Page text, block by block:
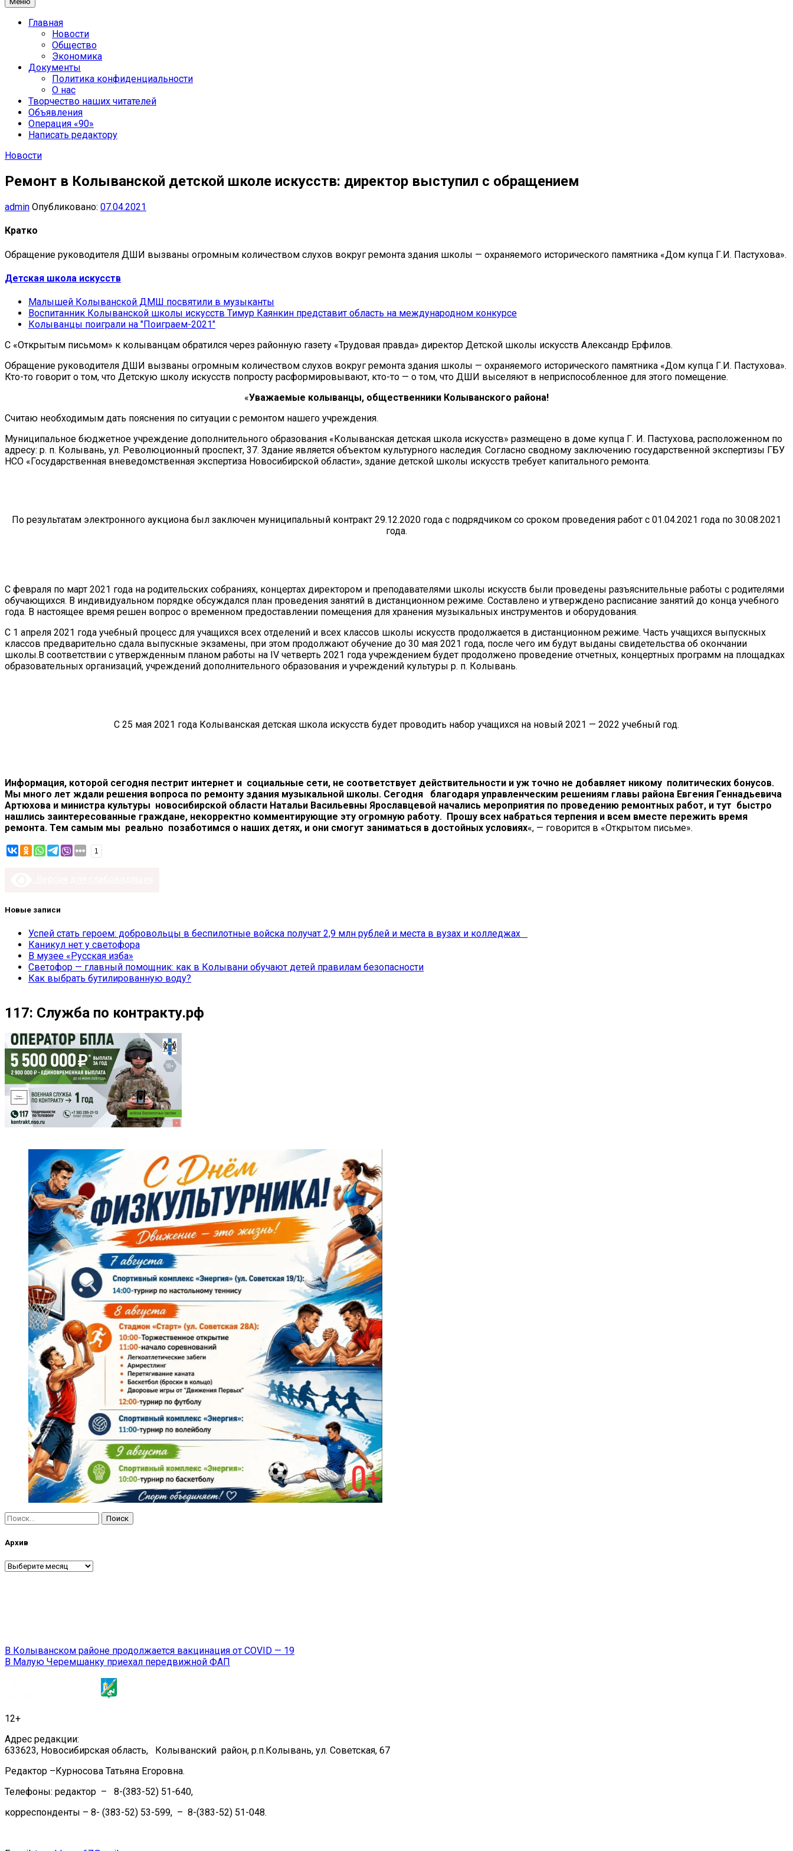
Главная
Новости
Общество
Экономика
Документы
Политика конфиденциальности
О нас
Творчество наших читателей
Объявления
Операция «90»
Написать редактору
Новости
Ремонт в Колыванской детской школе искусств: директор выступил с обращением
admin Опубликовано: 07.04.2021
Кратко
Обращение руководителя ДШИ вызваны огромным количеством слухов вокруг ремонта здания школы — охраняемого исторического памятника «Дом купца Г.И. Пастухова».
Детская школа искусств
Малышей Колыванской ДМШ посвятили в музыканты
Воспитанник Колыванской школы искусств Тимур Каянкин представит область на международном конкурсе
Колыванцы поиграли на "Поиграем-2021"
С «Открытым письмом» к колыванцам обратился через районную газету «Трудовая правда» директор Детской школы искусств Александр Ерфилов.
Обращение руководителя ДШИ вызваны огромным количеством слухов вокруг ремонта здания школы — охраняемого исторического памятника «Дом купца Г.И. Пастухова».
Кто-то говорит о том, что Детскую школу искусств попросту расформировывают, кто-то — о том, что ДШИ выселяют в неприспособленное для этого помещение.
«Уважаемые колыванцы, общественники Колыванского района!
Считаю необходимым дать пояснения по ситуации с ремонтом нашего учреждения.
Муниципальное бюджетное учреждение дополнительного образования «Колыванская детская школа искусств» размещено в доме купца Г. И. Пастухова, расположенном по
адресу: р. п. Колывань, ул. Революционный проспект, 37. Здание является объектом культурного наследия. Согласно сводному заключению государственной экспертизы ГБУ
НСО «Государственная вневедомственная экспертиза Новосибирской области», здание детской школы искусств требует капитального ремонта.
По результатам электронного аукциона был заключен муниципальный контракт 29.12.2020 года с подрядчиком со сроком проведения работ с 01.04.2021 года по 30.08.2021
года.
С февраля по март 2021 года на родительских собраниях, концертах директором и преподавателями школы искусств были проведены разъяснительные работы с родителями
обучающихся. В индивидуальном порядке обсуждался план проведения занятий в дистанционном режиме. Составлено и утверждено расписание занятий до конца учебного
года. В настоящее время решен вопрос о временном предоставлении помещения для хранения музыкальных инструментов и оборудования.
С 1 апреля 2021 года учебный процесс для учащихся всех отделений и всех классов школы искусств продолжается в дистанционном режиме. Часть учащихся выпускных
классов предварительно сдала выпускные экзамены, при этом продолжают обучение до 30 мая 2021 года, после чего им будут выданы свидетельства об окончании
школы.В соответствии с утвержденным планом работы на IV четверть 2021 года учреждением будет продолжено проведение отчетных, концертных программ на площадках
образовательных организаций, учреждений дополнительного образования и учреждений культуры р. п. Колывань.
С 25 мая 2021 года Колыванская детская школа искусств будет проводить набор учащихся на новый 2021 — 2022 учебный год.
Информация, которой сегодня пестрит интернет и социальные сети, не соответствует действительности и уж точно не добавляет никому политических бонусов.
Мы много лет ждали решения вопроса по ремонту здания музыкальной школы. Сегодня благодаря управленческим решениям главы района Евгения Геннадьевича
Артюхова и министра культуры новосибирской области Натальи Васильевны Ярославцевой начались мероприятия по проведению ремонтных работ, и тут быстро
нашлись заинтересованные граждане, некорректно комментирующие эту огромную работу. Прошу всех набраться терпения и всем вместе пережить время
ремонта. Тем самым мы реально позаботимся о наших детях, и они смогут заниматься в достойных условиях«, — говорится в «Открытом письме».
1
Новые записи
Успей стать героем: добровольцы в беспилотные войска получат 2,9 млн рублей и места в вузах и колледжах
Каникул нет у светофора
В музее «Русская изба»
Светофор — главный помощник: как в Колывани обучают детей правилам безопасности
Как выбрать бутилированную воду?
117: Служба по контракту.рф
Найти:
Архив
Архив
Навигация
по
В Колыванском районе продолжается вакцинация от COVID — 19
В Малую Черемшанку приехал передвижной ФАП
12+
Адрес редакции:
633623, Новосибирская область, Колыванский район, р.п.Колывань, ул. Советская, 67
Редактор –Курносова Татьяна Егоровна.
Телефоны: редактор – 8-(383-52) 51-640,
корреспонденты – 8- (383-52) 53-599, – 8-(383-52) 51-048.